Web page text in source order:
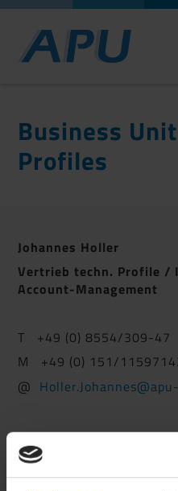
Business
Profiles
Johannes Holler
Vertrieb techn. Profile /
Account-Management
T +49 (0) 8554/309-47
M +49 (0) 151/
@